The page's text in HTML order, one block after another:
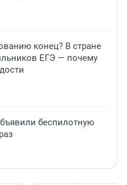
конец? В стране
ЕГЭ — почему
беспилотную